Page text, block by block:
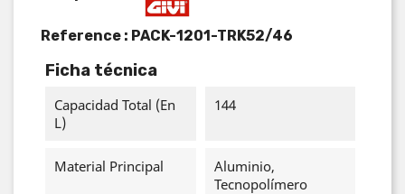
Reference : PACK-1201-TRK52/46
Ficha técnica
Capacidad Total (en
L)
144
Material Principal
Aluminio,
Tecnopolímero